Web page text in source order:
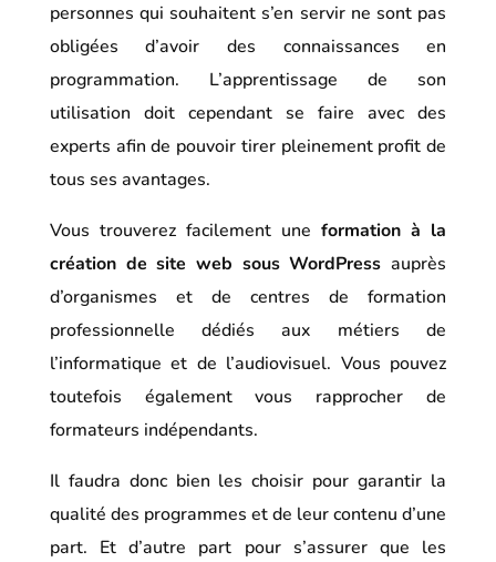
personnes qui souhaitent s’en servir ne sont pas
obligées d’avoir des connaissances en
programmation. L’apprentissage de son
utilisation doit cependant se faire avec des
experts afin de pouvoir tirer pleinement profit de
tous ses avantages.
Vous trouverez facilement uneformation à la
création de site web sous WordPress auprès
d’organismes et de centres de formation
professionnelle dédiés aux métiers de
l’informatique et de l’audiovisuel. Vous pouvez
toutefois également vous rapprocher de
formateurs indépendants.
Il faudra donc bien les choisir pour garantir la
qualité des programmes et de leur contenu d’une
part. Et d’autre part pour s’assurer que les